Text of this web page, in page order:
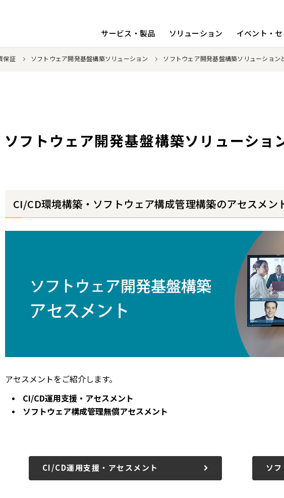
サービス・製品 ソリューション イベント・
保証 ソフトウェア開発基盤構築ソリューション ソフトウェア開発基盤構築ソリューション
ソフトウェア開発基盤構築ソリューショ
CI/CD環境構築・ソフトウェア構成管理構築のアセスメン
アセスメントをご紹介します。
CI/CD運用支援・アセスメント
ソフトウェア構成管理無償アセスメント
CI/CD運用支援・アセスメント ソ